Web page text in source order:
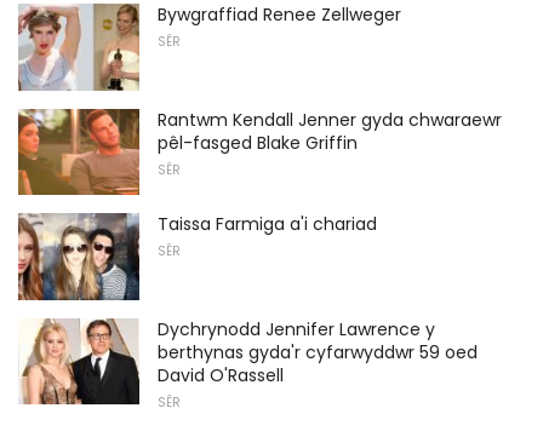
Bywgraffiad Renee Zellweger
SÊR
Rantwm Kendall Jenner gyda chwaraewr
pêl-fasged Blake Griffin
SÊR
Taissa Farmiga a'i chariad
SÊR
Dychrynodd Jennifer Lawrence y
berthynas gyda'r cyfarwyddwr 59 oed
David O'Rassell
SÊR